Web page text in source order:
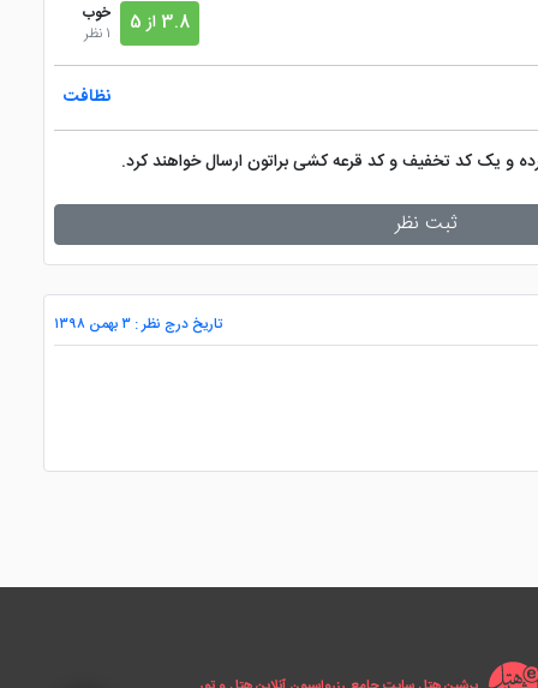
3.8 از 5
خوب
1 نظر
نظافت
و یک کد تخفیف و کد قرعه کشی براتون ارسال خواهند کرد.
ثبت نظر
تاریخ درج نظر : ۳ بهمن ۱۳۹۸